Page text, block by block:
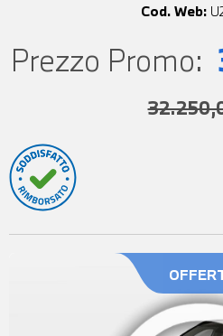
Cod. Web:
Prezzo Promo: